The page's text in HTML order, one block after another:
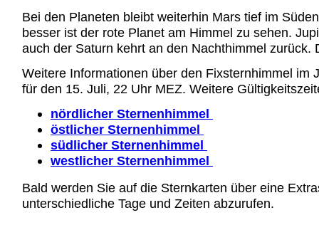
Bei den Planeten bleibt weiterhin Mars tief im
besser ist der rote Planet am Himmel zu sehen.
auch der Saturn kehrt an den Nachthimmel zurück.
Weitere Informationen über den Fixsternhimmel
für den 15. Juli, 22 Uhr MEZ. Weitere
nördlicher Sternenhimmel
östlicher Sternenhimmel
südlicher Sternenhimmel
westlicher Sternenhimmel
Bald werden Sie auf die Sternkarten über eine
unterschiedliche Tage und Zeiten abzurufen.